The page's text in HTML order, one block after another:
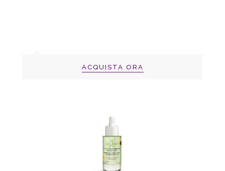
ACQUISTA ORA